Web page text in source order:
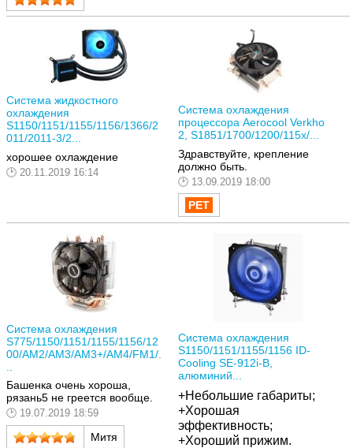
Система жидкостного
охлаждения
S1150/1151/1155/1156/1366/2
011/2011-3/2...
хорошее охлаждение
20.11.2019 16:14
Система охлаждения
процессора Aerocool Verkho
2, S1851/1700/1200/115x/...
Здравствуйте, крепление
должно быть.
13.09.2019 18:00
Система охлаждения
S775/1150/1151/1155/1156/12
00/AM2/AM3/AM3+/AM4/FM1/.
Башенка очень хороша,
рязань5 не греется вообще.
19.07.2019 18:59
Митя
Система охлаждения
S1150/1151/1155/1156 ID-
Cooling SE-912i-B,
алюминий...
+Небольшие габариты;
+Хорошая
эффективность;
+Хороший прижим.